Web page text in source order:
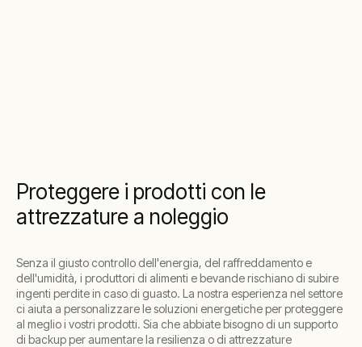
Proteggere i prodotti con le
attrezzature a noleggio
Senza il giusto controllo dell'energia, del raffreddamento e
dell'umidità, i produttori di alimenti e bevande rischiano di subire
ingenti perdite in caso di guasto. La nostra esperienza nel settore
ci aiuta a personalizzare le soluzioni energetiche per proteggere
al meglio i vostri prodotti. Sia che abbiate bisogno di un supporto
di backup per aumentare la resilienza o di attrezzature